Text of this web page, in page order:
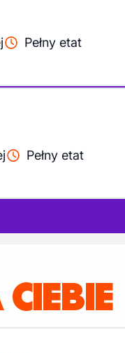
Pełny etat
Pełny etat